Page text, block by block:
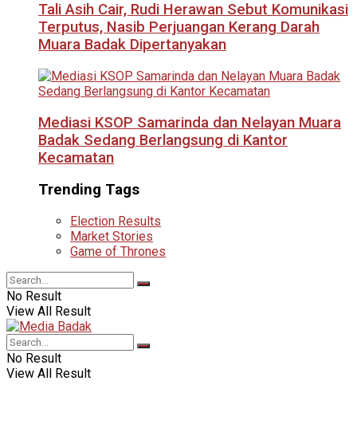
Tali Asih Cair, Rudi Herawan Sebut Komunikasi
Terputus, Nasib Perjuangan Kerang Darah
Muara Badak Dipertanyakan
Mediasi KSOP Samarinda dan Nelayan Muara
Badak Sedang Berlangsung di Kantor
Kecamatan
Trending Tags
Election Results
Market Stories
Game of Thrones
No Result
View All Result
No Result
View All Result